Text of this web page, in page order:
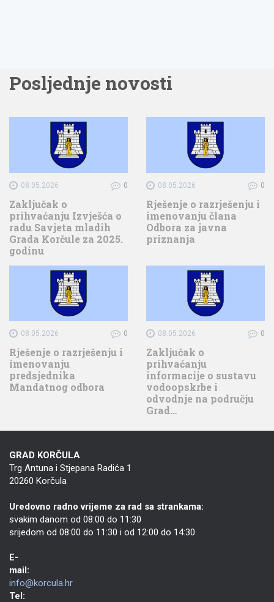
Posljednje novosti
08.05.2026 0
Zaključak o
prihvaćanju Izvješća o
radu Savjeta mladih
Grada Korčule za 2025.
godinu
08.05.2026 0
Rješenje o razrješenju i
imenovanju člana
Odbora za javna
priznanja
08.05.2026 0
Rješenje o razrješenju i
imenovanju
predsjednika
Mandatnog odbora
08.05.2026 0
Zaključak o
prihvaćanju
informacije o sustavu
vodoopskrbe i
odvodnje na području
Grad…
GRAD KORČULA
Trg Antuna i Stjepana Radića 1
20260 Korčula
Uredovno radno vrijeme za rad sa strankama:
svakim danom od 08:00 do 11:30
srijedom od 08:00 do 11:30 i od 12:00 do 14:30
E-
mail:
info@korcula.hr
Tel: